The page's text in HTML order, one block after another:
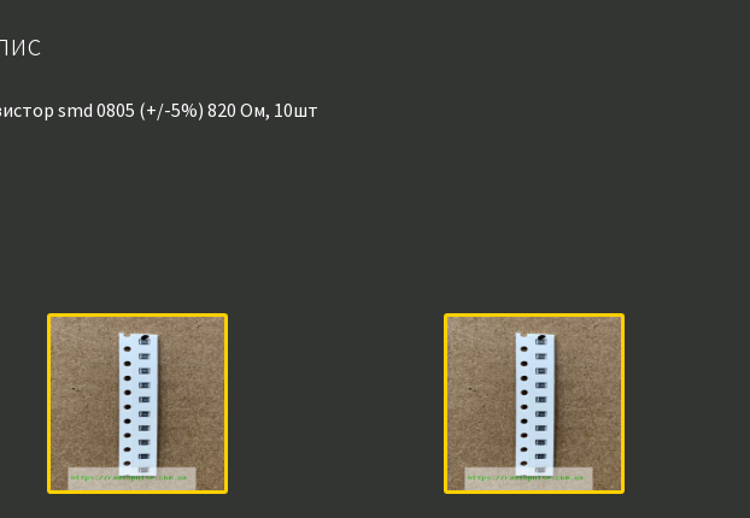
smd 0805 (+/-5%) 820 Ом, 10шт